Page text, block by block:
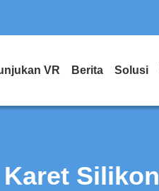
VR Berita Solusi
Silikon